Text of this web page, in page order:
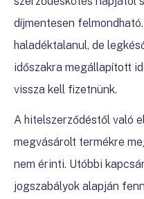
díjmentesen
haladéktalanul, de
időszakra megállapított
vissza kell fizetnünk.
A hitelszerződéstől való
megvásárolt termékre
nem érinti. Utóbbi
jogszabályok alapján